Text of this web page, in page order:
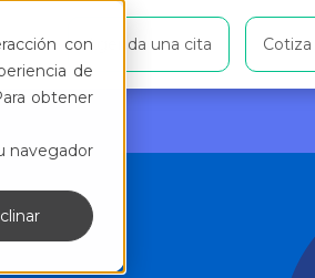
con
de
obtener
navegador
Agenda una cita Cotiza